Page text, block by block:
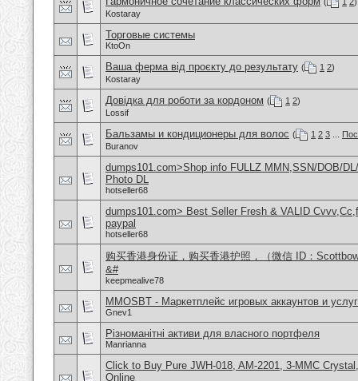
Kostaray
Торговые системы
KtoOn
Ваша ферма від проєкту до результату ( 1 2)
Kostaray
Довідка для роботи за кордоном ( 1 2)
Lossif
Бальзамы и кондиционеры для волос ( 1 2 3
Buranov
dumps101.com>Shop info FULLZ MMN,SSN/DOB/
Photo DL
hotseller68
dumps101.com> Best Seller Fresh & VALID
paypal
hotseller68
购买香港身份证，购买香港护照，（微信 ID：
&#
keepmealive78
MMOSBT - Маркетплейс игровых аккаунтов и услуг
Gnev1
Різноманітні активи для власного портфеля
Manrianna
Click to Buy Pure JWH-018, AM-2201, 3-MMC
Online